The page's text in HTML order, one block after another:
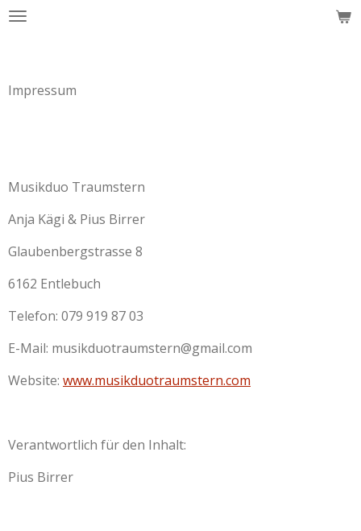
Zum
Impressum
Musikduo Traumstern
Anja Kägi & Pius Birrer
Glaubenbergstrasse 8
6162 Entlebuch
Telefon: 079 919 87 03
E-Mail: musikduotraumstern@gmail.com
Website: www.musikduotraumstern.com
Verantwortlich für den Inhalt:
Pius Birrer